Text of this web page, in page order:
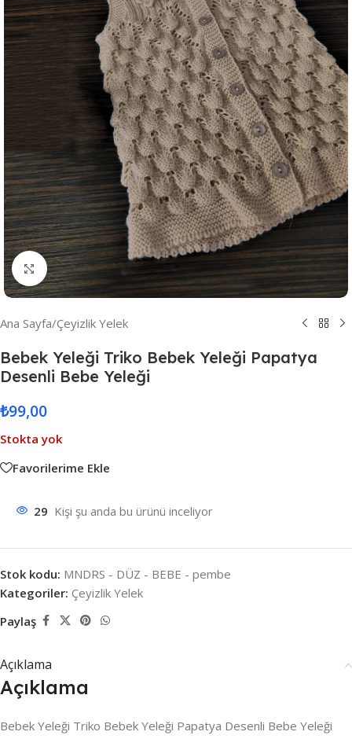
Resmi Büyüt
Ana Sayfa/Çeyizlik Yelek
Bebek Yeleği Triko Bebek Yeleği Papatya
Desenli Bebe Yeleği
₺99,00
Stokta yok
Favorilerime Ekle
29 Kişi şu anda bu ürünü inceliyor
Stok kodu: MNDRS - DÜZ - BEBE - pembe
Kategoriler: Çeyizlik Yelek
Paylaş
Açıklama
Açıklama
Bebek Yeleği Triko Bebek Yeleği Papatya Desenli Bebe Yeleği